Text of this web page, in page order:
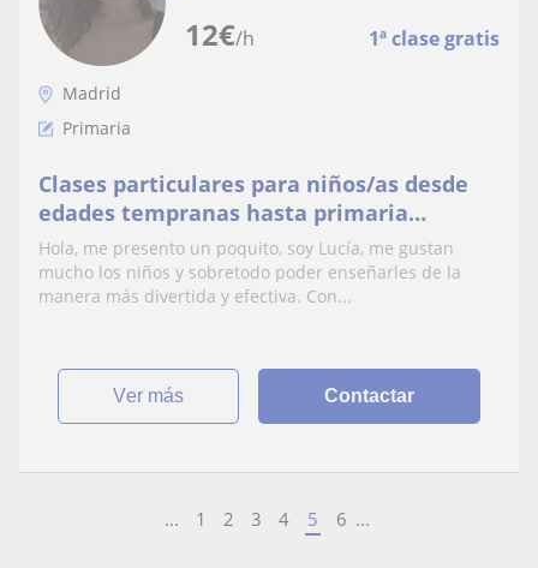
12€/h 1ª clase gratis
Madrid
Primaria
Clases particulares para niños/as desde
edades tempranas hasta primaria
incluida
Hola, me presento un poquito, soy Lucía, me gustan
mucho los niños y sobretodo poder enseñarles de la
manera más divertida y efectiva. Con...
ver más Contactar
... 1 2 3 4 5 6 ...